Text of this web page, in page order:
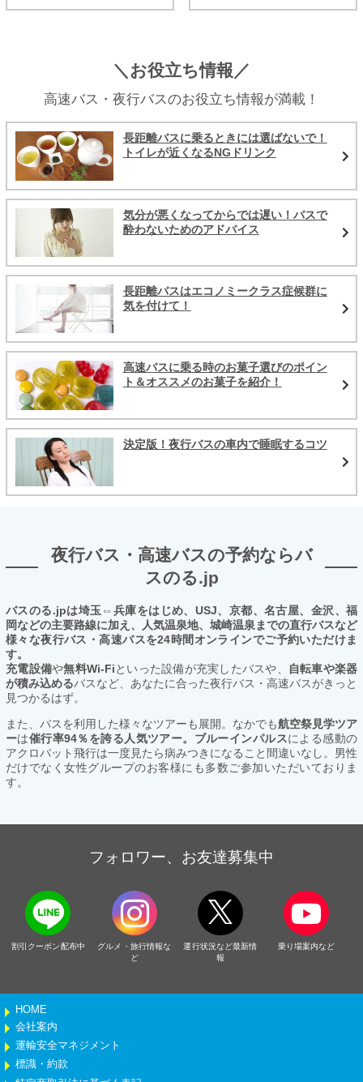
＼お役立ち情報／
高速バス・夜行バスのお役立ち情報が満載！
長距離バスに乗るときには選ばないで！
トイレが近くなるNGドリンク
気分が悪くなってからでは遅い！バスで
酔わないためのアドバイス
長距離バスはエコノミークラス症候群に
気を付けて！
高速バスに乗る時のお菓子選びのポイン
ト＆オススメのお菓子を紹介！
決定版！夜行バスの車内で睡眠するコツ
夜行バス・高速バスの予約ならバ
スのる.jp
バスのる.jpは埼玉⇔兵庫をはじめ、USJ、京都、名古屋、金沢、福
岡などの主要路線に加え、人気温泉地、城崎温泉までの直行バスなど
様々な夜行バス・高速バスを24時間オンラインでご予約いただけま
す。
充電設備や無料Wi-Fiといった設備が充実したバスや、
自転車や楽器
が積み込めるバスなど、あなたに合った夜行バス・高速バスがきっと
見つかるはず。
また、バスを利用した様々なツアーも展開。なかでも航空祭見学ツア
ーは催行率94％を誇る人気ツアー。ブルーインパルスによる感動の
アクロバット飛行は一度見たら病みつきになること間違いなし。男性
だけでなく女性グループのお客様にも多数ご参加いただいておりま
す。
フォロワー、お友達募集中
割引クーポン配布中
グルメ・旅行情報な
ど
運行状況など最新情
報
乗り場案内など
HOME
会社案内
運輸安全マネジメント
標識・約款